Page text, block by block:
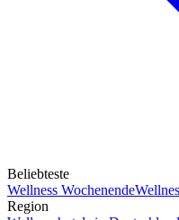
Beliebteste
Wellness Wochenende
Region